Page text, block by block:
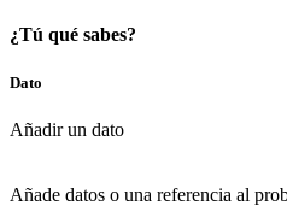
¿Tú qué sabes?
Dato
Añadir un dato
Añade datos o una referencia al